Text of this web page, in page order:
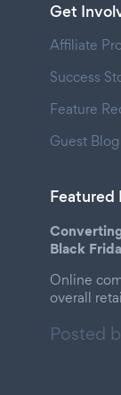
Get
Affiliate
Success
Feature
Guest
Featured
Black
Online
overall
Posted